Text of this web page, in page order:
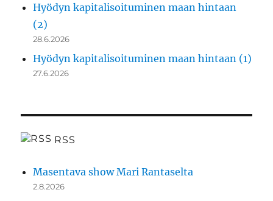
Hyödyn kapitalisoituminen maan hintaan
(2)
28.6.2026
Hyödyn kapitalisoituminen maan hintaan (1)
27.6.2026
RSS
Masentava show Mari Rantaselta
2.8.2026